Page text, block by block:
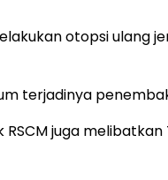
otopsi ulang
terjadinya
juga melibatkan